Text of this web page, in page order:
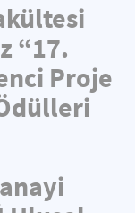
“17.
Proje